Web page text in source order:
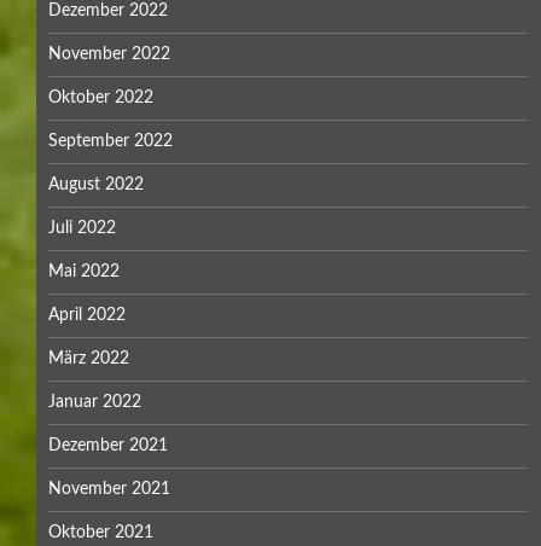
Dezember 2022
November 2022
Oktober 2022
September 2022
August 2022
Juli 2022
Mai 2022
April 2022
März 2022
Januar 2022
Dezember 2021
November 2021
Oktober 2021